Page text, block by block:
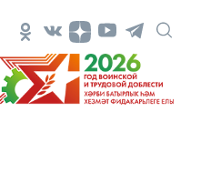
Новости Госавтоинспекции